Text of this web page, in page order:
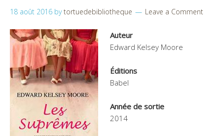
18 août 2016 bytortuedebibliotheque Leave a Comment
Auteur
Edward Kelsey Moore
Éditions
Babel
Année de sortie
2014